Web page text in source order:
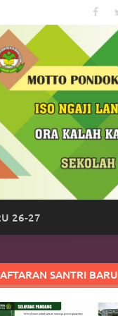
26-27
SANTRI BARU